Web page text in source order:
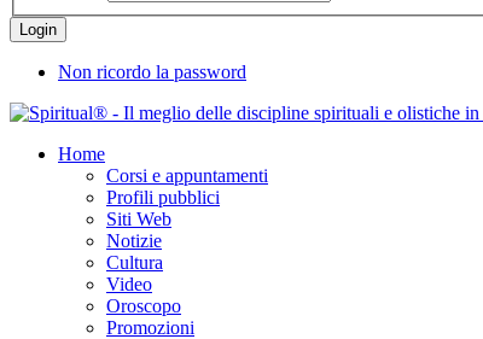
Non ricordo la password
Home
Corsi e appuntamenti
Profili pubblici
Siti Web
Notizie
Cultura
Video
Oroscopo
Promozioni